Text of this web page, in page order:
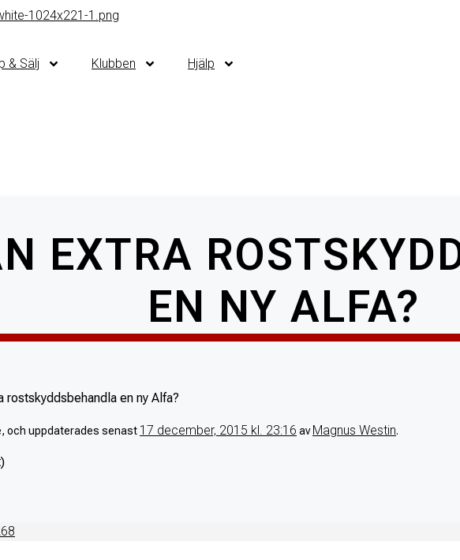
& Sälj Klubben Hjälp
EXTRA
EN NY ALFA?
rostskyddsbehandla en ny Alfa?
och uppdaterades senast 17 december, 2015 kl. 23:16 avMagnus Westin.